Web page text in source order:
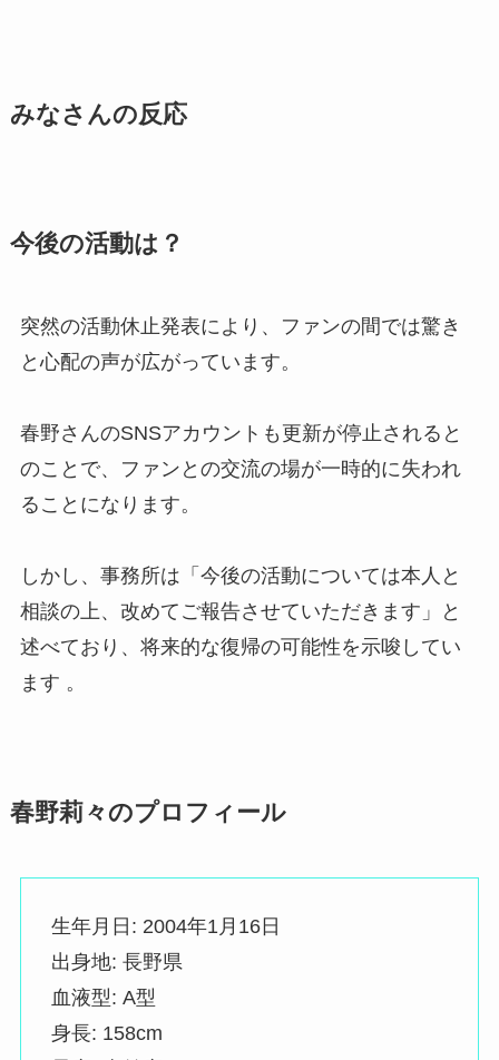
みなさんの反応
今後の活動は？
突然の活動休止発表により、ファンの間では驚き
と心配の声が広がっています。
春野さんのSNSアカウントも更新が停止されると
のことで、ファンとの交流の場が一時的に失われ
ることになります。
しかし、事務所は「今後の活動については本人と
相談の上、改めてご報告させていただきます」と
述べており、将来的な復帰の可能性を示唆してい
ます 。
春野莉々のプロフィール
生年月日: 2004年1月16日
出身地: 長野県
血液型: A型
身長: 158cm